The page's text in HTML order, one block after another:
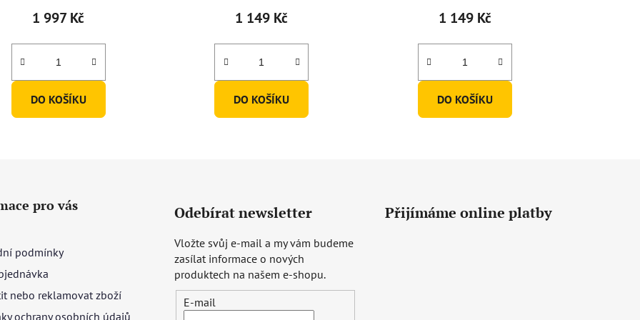
1 997 Kč
DO KOŠÍKU
1 149 Kč
DO KOŠÍKU
1 149 Kč
DO KOŠÍKU
pro vás
podmínky
nebo reklamovat zboží
ochrany osobních údajů
Odebírat newsletter
Vložte svůj e-mail a my vám budeme
zasílat informace o nových
produktech na našem e-shopu.
E-mail
Přijímáme online platby